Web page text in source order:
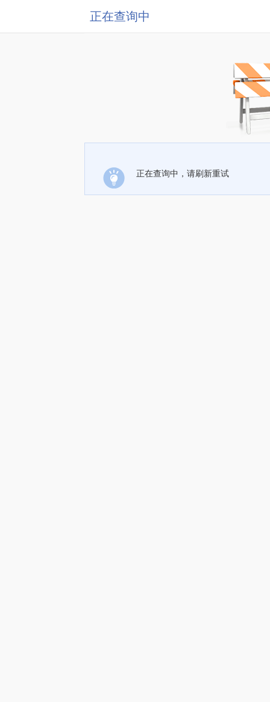
正在查询中
正在查询中，请刷新重试